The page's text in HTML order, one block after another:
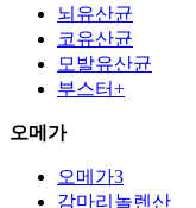
뇌유산균
코유산균
모발유산균
부스터+
오메가
오메가3
감마리놀렌산